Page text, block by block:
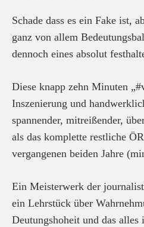
Schade dass es ein Fake ist,
ganz von allem
dennoch eines absolut
Diese knapp zehn Minuten
Inszenierung und
spannender, mitreißender,
als das komplette restliche
vergangenen beiden Jahre
Ein Meisterwerk der
ein Lehrstück über
Deutungshoheit und das